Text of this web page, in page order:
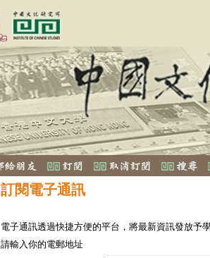
訂閱電子通訊
電子通訊透過快捷方便的平台，將最新資訊發放予
請輸入你的電郵地址